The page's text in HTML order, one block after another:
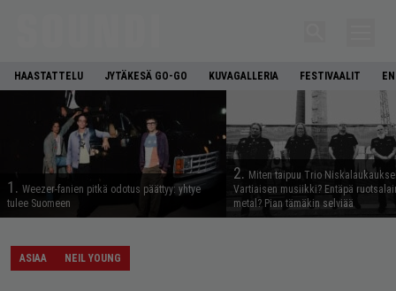
HAASTATTELU JYTÄKESÄ GO-GO KUVAGALLERIA FESTIVAALIT
1. Weezer-fanien pitkä odotus päättyy: yhtye
tulee Suomeen
2. Miten taipuu Trio
Vartiaisen musiikki? Entäpä
metal? Pian tämäkin selviää
ASIAA NEIL YOUNG